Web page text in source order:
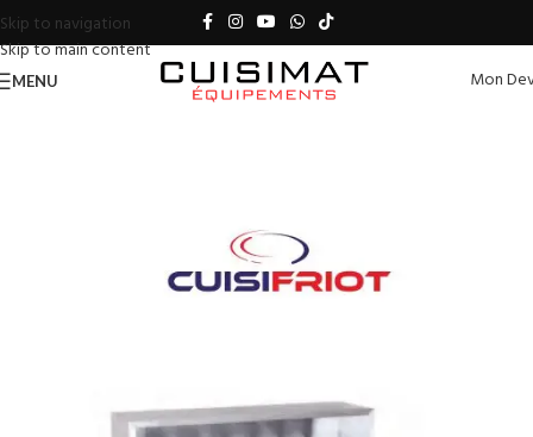
Skip to navigation
Skip to main content
MENU Mon